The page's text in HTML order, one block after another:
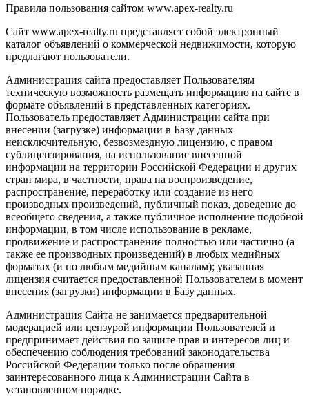
Правила пользования сайтом www.apex-realty.ru
Сайт www.apex-realty.ru представляет собой электронный
каталог объявлений о коммерческой недвижимости, которую
предлагают пользователи.
Администрация сайта предоставляет Пользователям
техническую возможность размещать информацию на сайте в
формате объявлений в представленных категориях.
Пользователь предоставляет Администрации сайта при
внесении (загрузке) информации в Базу данных
неисключительную, безвозмездную лицензию, с правом
сублицензирования, на использование внесенной
информации на территории Российской Федерации и других
стран мира, в частности, права на воспроизведение,
распространение, переработку или создание из него
производных произведений, публичный показ, доведение до
всеобщего сведения, а также публичное исполнение подобной
информации, в том числе использование в рекламе,
продвижение и распространение полностью или частично (а
также ее производных произведений) в любых медийных
форматах (и по любым медийным каналам); указанная
лицензия считается предоставленной Пользователем в момент
внесения (загрузки) информации в Базу данных.
Администрация Сайта не занимается предварительной
модерацией или цензурой информации Пользователей и
предпринимает действия по защите прав и интересов лиц и
обеспечению соблюдения требований законодательства
Российской Федерации только после обращения
заинтересованного лица к Администрации Сайта в
установленном порядке.